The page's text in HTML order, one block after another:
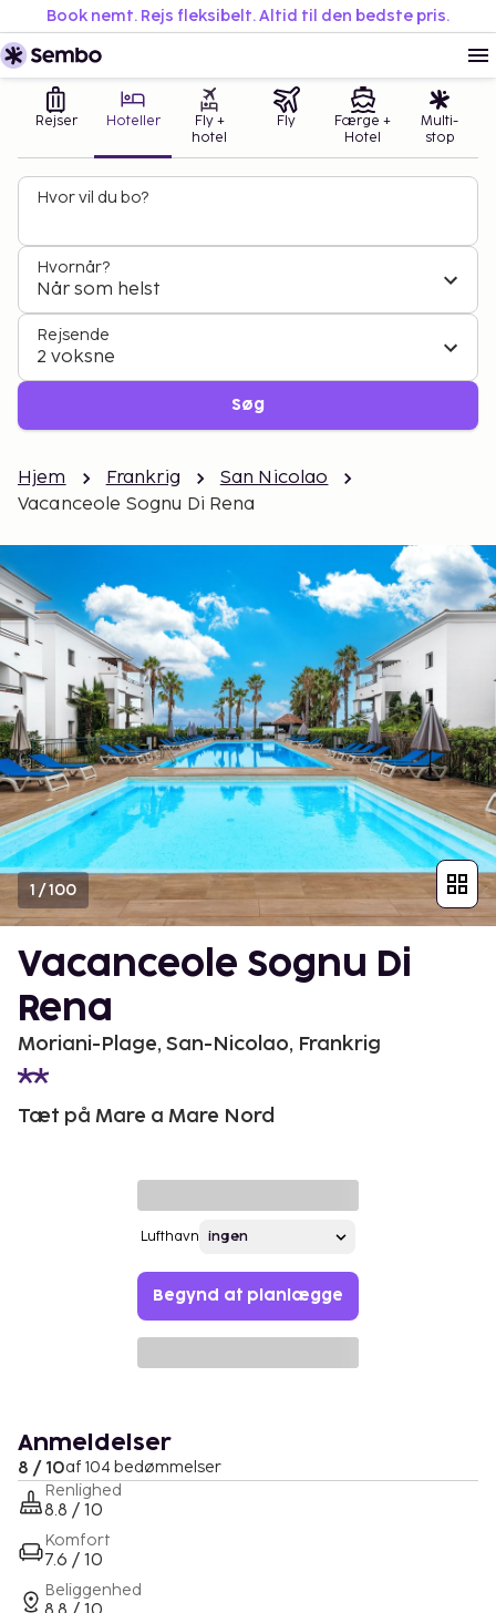
Book nemt. Rejs fleksibelt. Altid til den bedste pris.
Rejser Hoteller
Fly +
hotel
Fly
Færge +
Hotel
Multi-
stop
Hvor vil du bo?
Hvornår?
Når som helst
Rejsende
2 voksne
Søg
Hjem Frankrig
San Nicolao
Vacanceole Sognu Di Rena
1 /100
Vacanceole Sognu Di
Rena
Moriani-Plage, San-Nicolao, Frankrig
Tæt på Mare a Mare Nord
Lufthavn
Begynd at planlægge
Anmeldelser
8 / 10af 104 bedømmelser
Renlighed
8.8 / 10
Komfort
7.6 / 10
Beliggenhed